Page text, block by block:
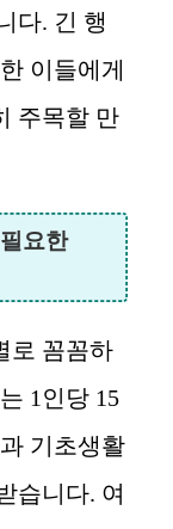
다. 긴 행
이들에게
주목할 만
요한
로 꼼꼼하
1인당 15
기초생활
습니다. 여